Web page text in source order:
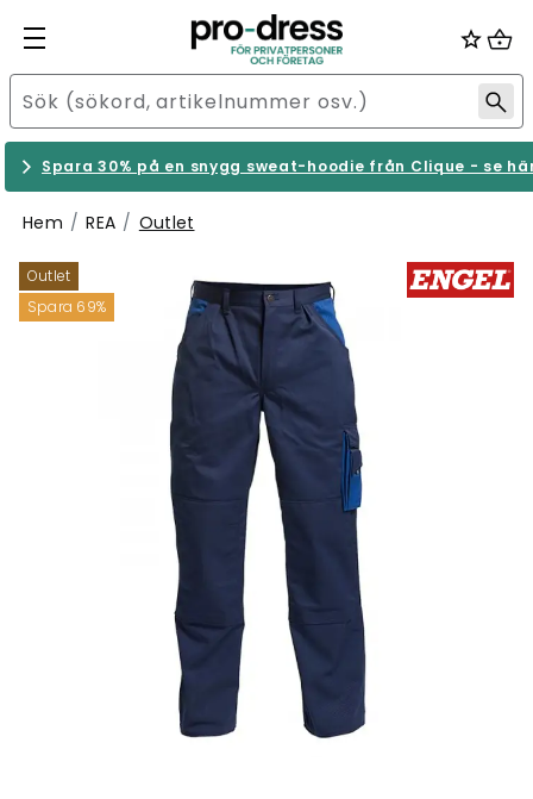
Spara 30% på en snygg sweat-hoodie från Clique - se
Hem REA Outlet
Outlet
Spara 69%